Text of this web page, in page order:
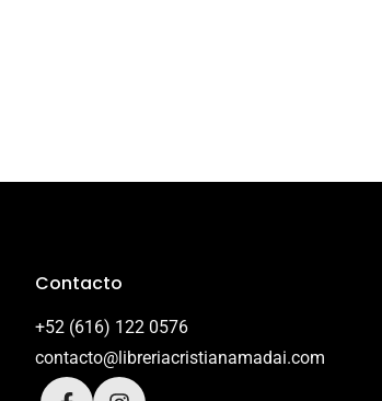
Contacto
+52 (616) 122 0576
contacto@libreriacristianamadai.com